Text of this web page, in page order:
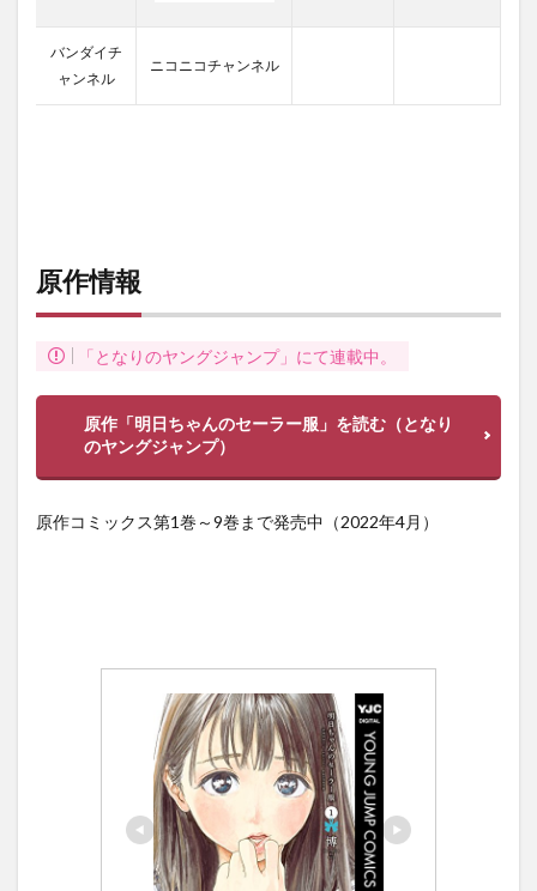
バンダイチ
ャンネル
ニコニコチャンネル
原作情報
「となりのヤングジャンプ」にて連載中。
原作「明日ちゃんのセーラー服」を読む（となり
のヤングジャンプ）
原作コミックス第1巻～9巻まで発売中（2022年4月）